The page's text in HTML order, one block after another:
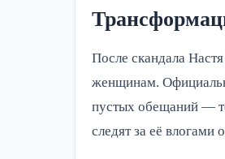
После скандала
женщинам.
пустых обещаний —
следят за её